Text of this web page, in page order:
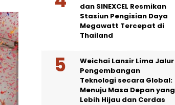
dan SINEXCEL Resmikan
Stasiun Pengisian Daya
Megawatt Tercepat di
Thailand
Weichai Lansir Lima Jalur
Pengembangan
Teknologi secara Global:
Menuju Masa Depan yang
Lebih Hijau dan Cerdas